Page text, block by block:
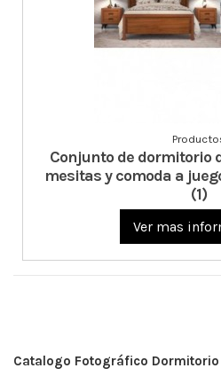
Conjunto de dormitorio
mesitas y comoda a
(1)
Ver mas
Catalogo Fotográfico